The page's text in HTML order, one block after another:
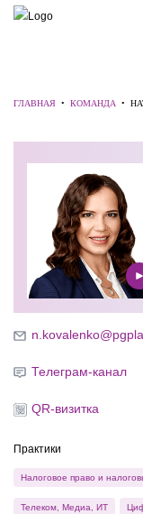
ПОИСК ПО
ГЛАВНАЯ • КОМАНДА •
Телеграм-канал
QR-визитка
Практики
Налоговое право и
Телеком, Медиа, ИТ